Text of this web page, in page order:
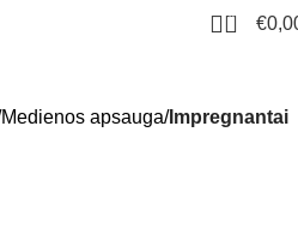
0 €
Medienos apsauga Impregnantai